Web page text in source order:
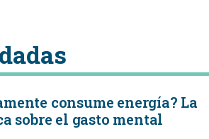
consume energía? La
sobre el gasto mental